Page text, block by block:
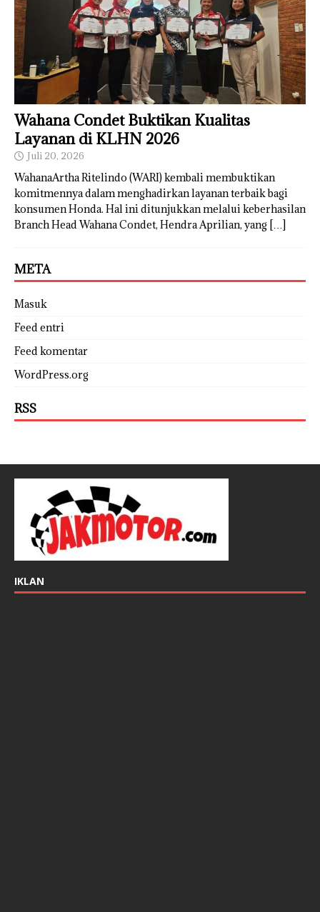
Wahana Condet Buktikan Kualitas
Layanan di KLHN 2026
Juli 20, 2026
WahanaArtha Ritelindo (WARI) kembali membuktikan
komitmennya dalam menghadirkan layanan terbaik bagi
konsumen Honda. Hal ini ditunjukkan melalui keberhasilan
Branch Head Wahana Condet, Hendra Aprilian, yang […]
META
Masuk
Feed entri
Feed komentar
WordPress.org
RSS
IKLAN